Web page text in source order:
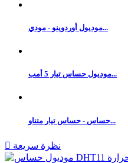
موديول أوردوينو - مودي...
موديول حساس تيار 5 أمب...
حساس - حساس تيار متناو...
 نظرة سريعة